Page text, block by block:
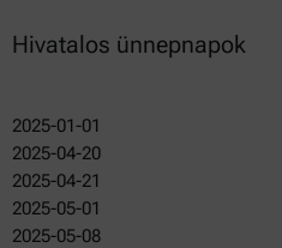
Hivatalos ünnepnapok
2025-01-01
2025-04-20
2025-04-21
2025-05-01
2025-05-08